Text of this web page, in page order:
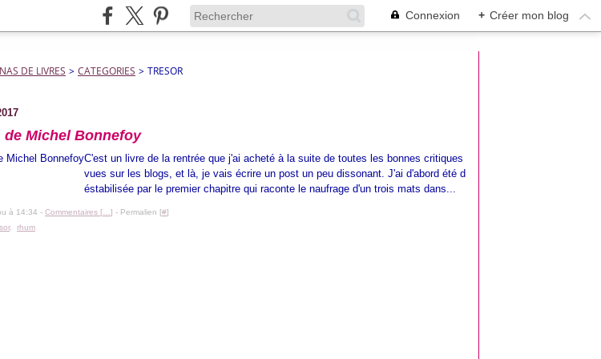
Connexion + Créer mon blog
DE LIVRES > CATEGORIES > TRESOR
de Michel Bonnefoy
C'est un livre de la rentrée que j'ai acheté à la suite de toutes les bonnes critiques
vues sur les blogs, et là, je vais écrire un post un peu dissonant. J'ai d'abord été d
éstabilisée par le premier chapitre qui raconte le naufrage d'un trois mats dans...
à 14:34 - Commentaires [ ] - Permalien [#]
, rhum